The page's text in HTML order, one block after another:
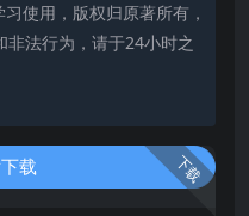
使用，版权归原著所有，
法行为，请于24小时之
下载
载